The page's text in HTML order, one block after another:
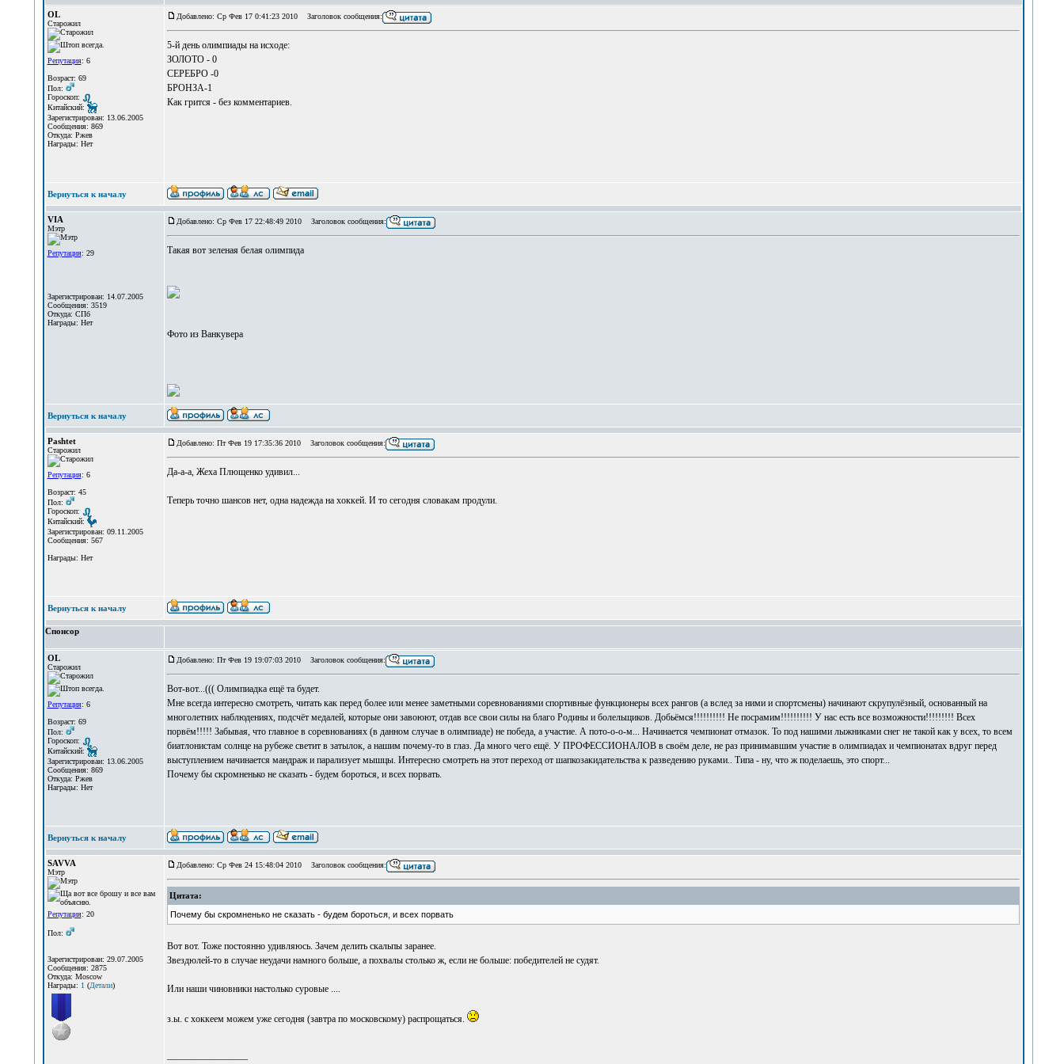
OL
Старожил
Репутация: 6
Возраст: 69
Пол:
Гороскоп:
Китайский:
Зарегистрирован: 13.06.2005
Сообщения: 869
Откуда: Ржев
Награды: Нет
Добавлено: Ср Фев 17 0:41:23 2010 Заголовок сообщения:
5-й день олимпиады на исходе:
ЗОЛОТО - 0
СЕРЕБРО -0
БРОНЗА-1
Как грится - без комментариев.
Вернуться к началу
VIA
Мэтр
Репутация: 29
Зарегистрирован: 14.07.2005
Сообщения: 3519
Откуда: СПб
Награды: Нет
Добавлено: Ср Фев 17 22:48:49 2010 Заголовок сообщения:
Такая вот зеленая белая олимпида
Фото из Ванкувера
Вернуться к началу
Pashtet
Старожил
Репутация: 6
Возраст: 45
Пол:
Гороскоп:
Китайский:
Зарегистрирован: 09.11.2005
Сообщения: 567
Награды: Нет
Добавлено: Пт Фев 19 17:35:36 2010 Заголовок сообщения:
Да-а-а, Жеха Плющенко удивил...
Теперь точно шансов нет, одна надежда на хоккей. И то сегодня словакам продули.
Вернуться к началу
Спонсор
OL
Старожил
Репутация: 6
Возраст: 69
Пол:
Гороскоп:
Китайский:
Зарегистрирован: 13.06.2005
Сообщения: 869
Откуда: Ржев
Награды: Нет
Добавлено: Пт Фев 19 19:07:03 2010 Заголовок сообщения:
Вот-вот...((( Олимпиадка ещё та будет.
Мне всегда интересно смотреть, читать как перед более или менее заметными соревнованиями спортивные функционеры всех рангов (а вслед за ними и спортсмены) начинают скрупулёзный, основанный на
многолетних наблюдениях, подсчёт медалей, которые они завоюют, отдав все свои силы на благо Родины и болельщиков. Добьёмся!!!!!!!!!! Не посрамим!!!!!!!!!! У нас есть все возможности!!!!!!!!! Всех
порвём!!!!! Забывая, что главное в соревнованиях (в данном случае в олимпиаде) не победа, а участие. А пото-о-о-м... Начинается чемпионат отмазок. То под нашими лыжниками снег не такой как у всех, то всем
биатлонистам солнце на рубеже светит в затылок, а нашим почему-то в глаз. Да много чего ещё. У ПРОФЕССИОНАЛОВ в своём деле, не раз принимавшим участие в олимпиадах и чемпионатах вдруг перед
выступлением начинается мандраж и парализует мышцы. Интересно смотреть на этот переход от шапкозакидательства к разведению руками.. Типа - ну, что ж поделаешь, это спорт...
Почему бы скромненько не сказать - будем бороться, и всех порвать.
Вернуться к началу
SAVVA
Мэтр
Репутация: 20
Пол:
Зарегистрирован: 29.07.2005
Сообщения: 2875
Откуда: Moscow
Награды: 1 (Детали)
Добавлено: Ср Фев 24 15:48:04 2010 Заголовок сообщения:
Цитата:
Почему бы скромненько не сказать - будем бороться, и всех порвать
Вот вот. Тоже постоянно удивляюсь. Зачем делить скальпы заранее.
Звездюлей-то в случае неудачи намного больше, а похвалы столько ж, если не больше: победителей не судят.
Или наши чиновники настолько суровые ....
з.ы. с хоккеем можем уже сегодня (завтра по московскому) распрощаться.